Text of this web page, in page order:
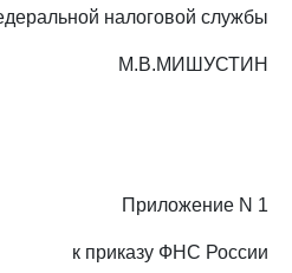
налоговой службы
М.В.МИШУСТИН
Приложение N 1
к приказу ФНС России